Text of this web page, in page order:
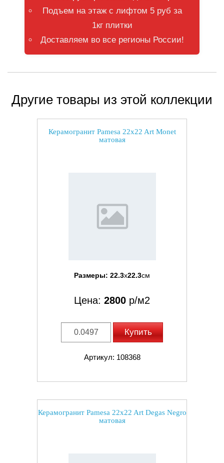
Подъем на этаж с лифтом 5 руб за
1кг плитки
Доставляем во все регионы России!
Другие товары из этой коллекции
Керамогранит Pamesa 22x22 Art Monet
матовая
Размеры: 22.3x22.3см
Цена: 2800 р/м2
Купить
Артикул: 108368
Керамогранит Pamesa 22x22 Art Degas Negro
матовая